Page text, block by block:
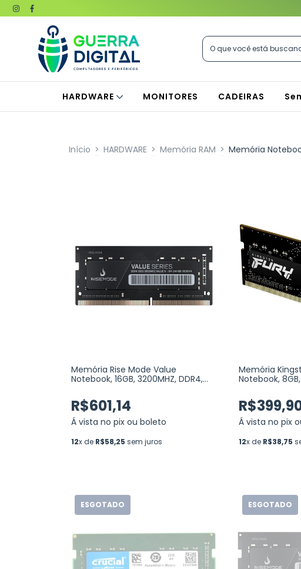
HARDWARE MONITORES CADEIRAS
Início > HARDWARE > Memória RAM > Memória
Memória Rise Mode Value
Notebook, 16GB, 3200MHZ, DDR4,
R$601,14
Á vista no pix ou boleto
12x de R$58,25 sem juros
Memória
Notebook,
Á vista no pix
12x de R$38,75
ESGOTADO ESGOTADO